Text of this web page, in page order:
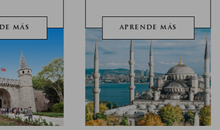
MÁS APRENDE MÁS